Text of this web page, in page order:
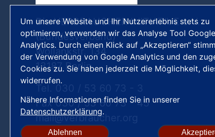
Die VERBRAUCHER INITIATIVE e.V.
(Bundesverband)
Wollankstr. 134
13187 Berlin
Fax 030 / 53 60 73 - 45
mail
verbraucher
Um unsere Website und Ihr Nutzererlebnis stets zu
optimieren, verwenden wir das Analyse Tool Google
Analytics. Durch einen Klick auf „Akzeptieren“
der Verwendung von Google Analytics und den
Cookies zu. Sie haben jederzeit die Möglichkeit,
widerrufen.
Nähere Informationen finden Sie in unserer
Datenschutzerklärung.
Ablehnen